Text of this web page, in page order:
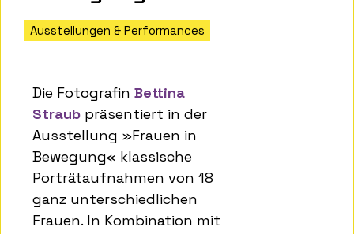
Ausstellungen & Performances
Die FotografinBettina
Straub präsentiert in der
Ausstellung »Frauen in
Bewegung« klassische
Porträtaufnahmen von 18
ganz unterschiedlichen
Frauen. In Kombination mit